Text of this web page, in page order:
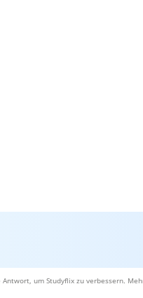
um Studyflix zu verbessern.